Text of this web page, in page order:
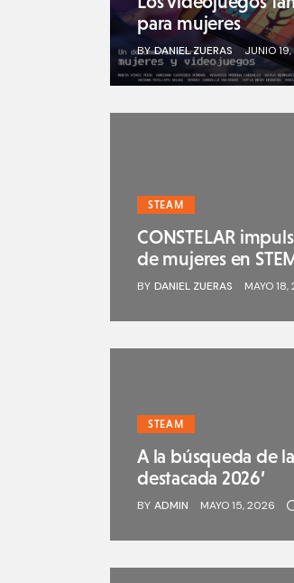
para mujeres
BY DANIEL ZUERAS JUNIO
STEAM
CONSTELAR
de mujeres en
BY DANIEL ZUERAS MAYO
STEAM
A la búsqueda de
destacada 2026’
BY ADMIN MAYO 15, 2026